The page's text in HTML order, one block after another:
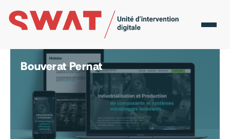
Les missions accomplies par SWAT
réalisations
Bouverat Pernat